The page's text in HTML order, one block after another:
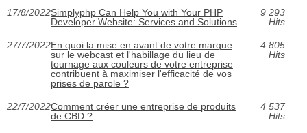
17/8/2022Simplyphp Can Help You with Your PHP
Developer Website: Services and Solutions
9 293
Hits
27/7/2022En quoi la mise en avant de votre marque
sur le webcast et l'habillage du lieu de
tournage aux couleurs de votre entreprise
contribuent à ‎‎maximiser l'efficacité de vos
prises de parole‎ ?
4 805
Hits
22/7/2022Comment créer une entreprise de produits
de CBD ?
4 537
Hits